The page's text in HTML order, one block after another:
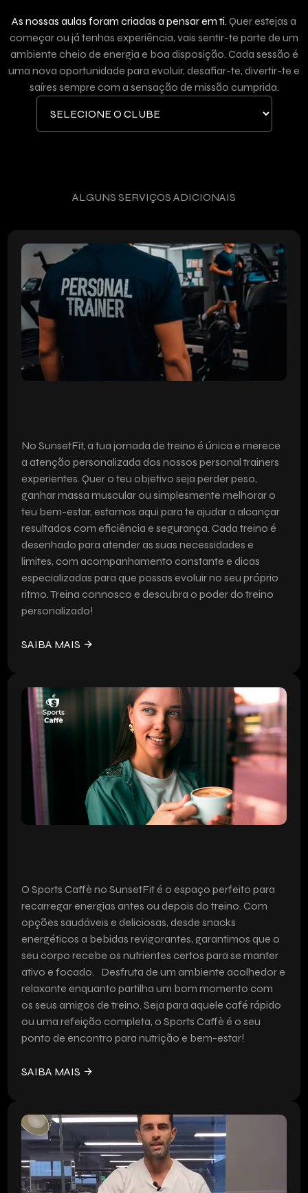
As nossas aulas foram criadas a pensar em ti. Quer estejas a
começar ou já tenhas experiência, vais sentir-te parte de um
ambiente cheio de energia e boa disposição. Cada sessão é
uma nova oportunidade para evoluir, desafiar-te, divertir-te e
saíres sempre com a sensação de missão cumprida.
ALGUNS SERVIÇOS ADICIONAIS
No SunsetFit, a tua jornada de treino é única e merece
a atenção personalizada dos nossos personal trainers
experientes. Quer o teu objetivo seja perder peso,
ganhar massa muscular ou simplesmente melhorar o
teu bem-estar, estamos aqui para te ajudar a alcançar
resultados com eficiência e segurança. Cada treino é
desenhado para atender as suas necessidades e
limites, com acompanhamento constante e dicas
especializadas para que possas evoluir no seu próprio
ritmo. Treina connosco e descubra o poder do treino
personalizado!
SAIBA MAIS
O Sports Caffè no SunsetFit é o espaço perfeito para
recarregar energias antes ou depois do treino. Com
opções saudáveis e deliciosas, desde snacks
energéticos a bebidas revigorantes, garantimos que o
seu corpo recebe os nutrientes certos para se manter
ativo e focado. Desfruta de um ambiente acolhedor e
relaxante enquanto partilha um bom momento com
os seus amigos de treino. Seja para aquele café rápido
ou uma refeição completa, o Sports Caffè é o seu
ponto de encontro para nutrição e bem-estar!
SAIBA MAIS